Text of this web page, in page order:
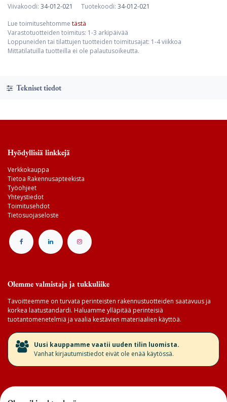
Viivakoodi: 34-012-021 Tuotekoodi: 34-012-021
Lue toimitusehtomme tästä
Varastotuotteiden toimitus: 1-3 arkipäivää
Loppuneiden tai tilattujen tuotteiden toimitusajat: 1-4 viikkoa
Mittatilatuilla tuotteilla ei ole palautusoikeutta.
Tekniset tiedot
Hyödyllisiä linkkejä
Verkkokauppa
Tietoa Rakennusapteekista
Työohjeet
Yhteystiedot
Toimitusehdot
Tietosuojaseloste
Olemme valmistaja ja tukkuliike
Tavoitteemme on turvata perinteisten rakennustuotteiden saatavuus ja
korkea laatustandardi. Haluamme ylläpitää perinteisiä
tuotantomenetelmiä ja vaalia kestävien materiaalien käyttöä.
​Uusi kauppamme vaatii uuden tilin luomista.
Vanhat kirjautumistiedot eivät ole enää käytössä.